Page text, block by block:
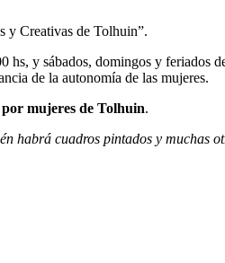
y Creativas de Tolhuin”.
hs, y sábados, domingos y feriados
de la autonomía de las mujeres.
mujeres de Tolhuin.
habrá cuadros pintados y muchas